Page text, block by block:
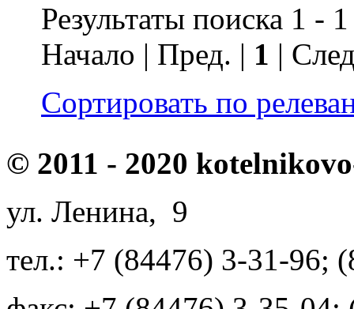
Результаты поиска 1 -
Начало | Пред. | 1 |
Сортировать по
© 2011 - 2020
ул. Ленина, 9
тел.: +7 (84476) 3-31-96;